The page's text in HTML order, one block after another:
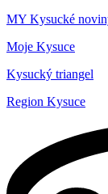
MY Kysucké
Moje Kysuce
Kysucký triangel
Region Kysuce